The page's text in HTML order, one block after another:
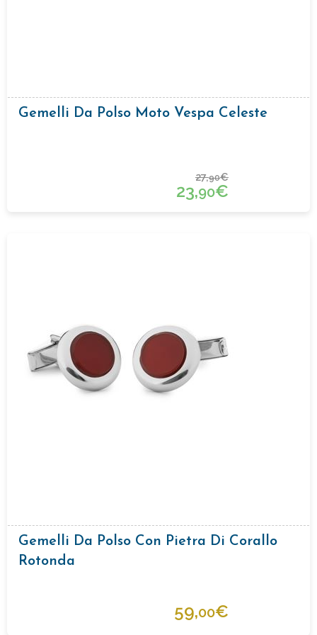
Gemelli Da Polso Moto Vespa Celeste
27,90€
23,90€
Gemelli Da Polso Con Pietra Di Corallo
Rotonda
59,00€